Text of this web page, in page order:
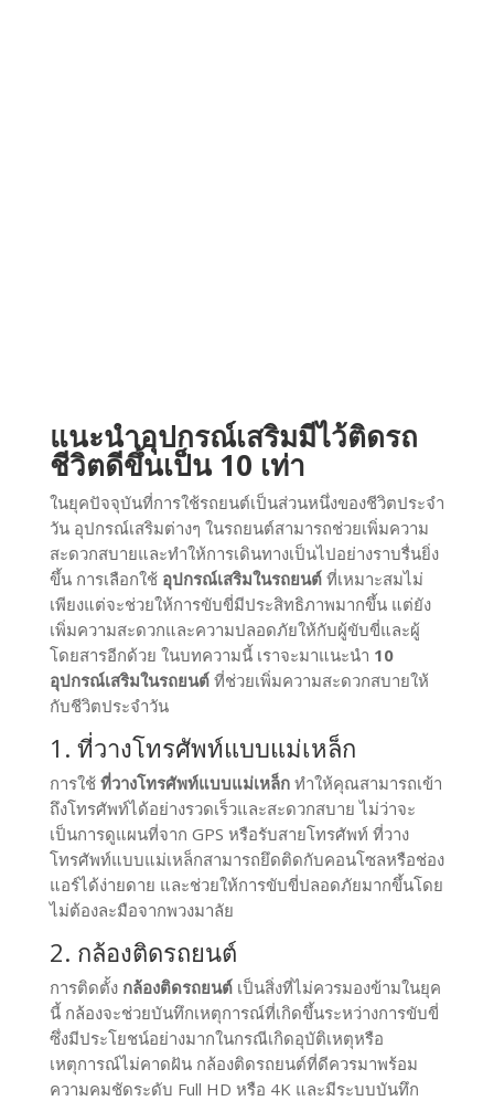
แนะนำอุปกรณ์เสริมมีไว้ติดรถ
ชีวิตดีขึ้นเป็น 10 เท่า
ในยุคปัจจุบันที่การใช้รถยนต์เป็นส่วนหนึ่งของชีวิตประจำ
วัน อุปกรณ์เสริมต่างๆ ในรถยนต์สามารถช่วยเพิ่มความ
สะดวกสบายและทำให้การเดินทางเป็นไปอย่างราบรื่นยิ่ง
ขึ้น การเลือกใช้ อุปกรณ์เสริมในรถยนต์ที่เหมาะสมไม่
เพียงแต่จะช่วยให้การขับขี่มีประสิทธิภาพมากขึ้น แต่ยัง
เพิ่มความสะดวกและความปลอดภัยให้กับผู้ขับขี่และผู้
โดยสารอีกด้วย ในบทความนี้ เราจะมาแนะนำ 10
อุปกรณ์เสริมในรถยนต์ที่ช่วยเพิ่มความสะดวกสบายให้
กับชีวิตประจำวัน
1. ที่วางโทรศัพท์แบบแม่เหล็ก
การใช้ ที่วางโทรศัพท์แบบแม่เหล็กทำให้คุณสามารถเข้า
ถึงโทรศัพท์ได้อย่างรวดเร็วและสะดวกสบาย ไม่ว่าจะ
เป็นการดูแผนที่จาก GPS หรือรับสายโทรศัพท์ ที่วาง
โทรศัพท์แบบแม่เหล็กสามารถยึดติดกับคอนโซลหรือช่อง
แอร์ได้ง่ายดาย และช่วยให้การขับขี่ปลอดภัยมากขึ้นโดย
ไม่ต้องละมือจากพวงมาลัย
2. กล้องติดรถยนต์
การติดตั้ง กล้องติดรถยนต์เป็นสิ่งที่ไม่ควรมองข้ามในยุค
นี้ กล้องจะช่วยบันทึกเหตุการณ์ที่เกิดขึ้นระหว่างการขับขี่
ซึ่งมีประโยชน์อย่างมากในกรณีเกิดอุบัติเหตุหรือ
เหตุการณ์ไม่คาดฝัน กล้องติดรถยนต์ที่ดีควรมาพร้อม
ความคมชัดระดับ Full HD หรือ 4K และมีระบบบันทึก